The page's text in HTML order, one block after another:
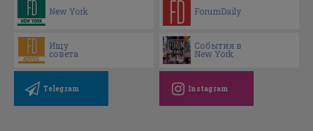
New York ForumDaily
Ищу
совета
События в
New York
Telegram Instagram